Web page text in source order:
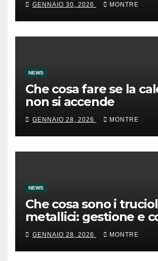
GENNAIO 30, 2026 MONTRE
NEWS
Che cosa fare se la
non si accende
GENNAIO 28, 2026 MONTRE
NEWS
Che cosa sono i
metallici: gestione e
GENNAIO 28, 2026 MONTRE